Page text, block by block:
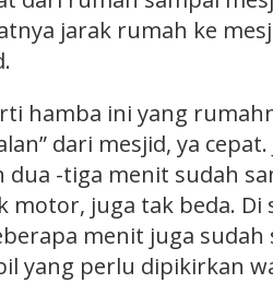
jarak rumah ke
hamba ini yang
dari mesjid, ya cepat.
dua -tiga menit sudah
motor, juga tak beda. Di
menit juga sudah
yang perlu dipikirkan